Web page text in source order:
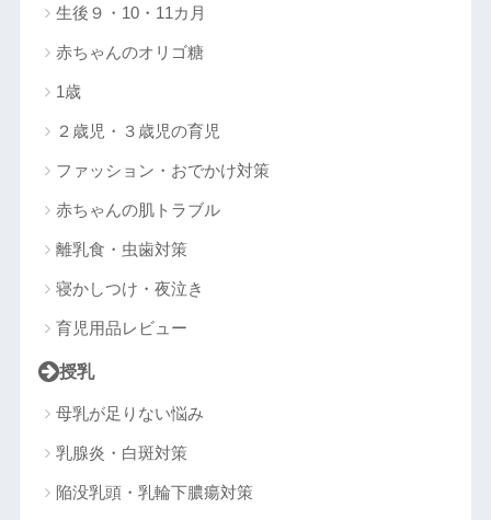
生後９・10・11カ月
赤ちゃんのオリゴ糖
1歳
２歳児・３歳児の育児
ファッション・おでかけ対策
赤ちゃんの肌トラブル
離乳食・虫歯対策
寝かしつけ・夜泣き
育児用品レビュー
授乳
母乳が足りない悩み
乳腺炎・白斑対策
陥没乳頭・乳輪下膿瘍対策